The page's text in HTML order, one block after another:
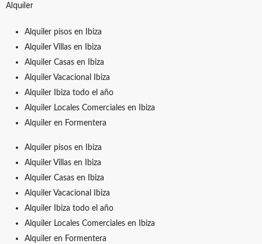
Alquiler
Alquiler pisos en Ibiza
Alquiler Villas en Ibiza
Alquiler Casas en Ibiza
Alquiler Vacacional Ibiza
Alquiler Ibiza todo el año
Alquiler Locales Comerciales en Ibiza
Alquiler en Formentera
Alquiler pisos en Ibiza
Alquiler Villas en Ibiza
Alquiler Casas en Ibiza
Alquiler Vacacional Ibiza
Alquiler Ibiza todo el año
Alquiler Locales Comerciales en Ibiza
Alquiler en Formentera